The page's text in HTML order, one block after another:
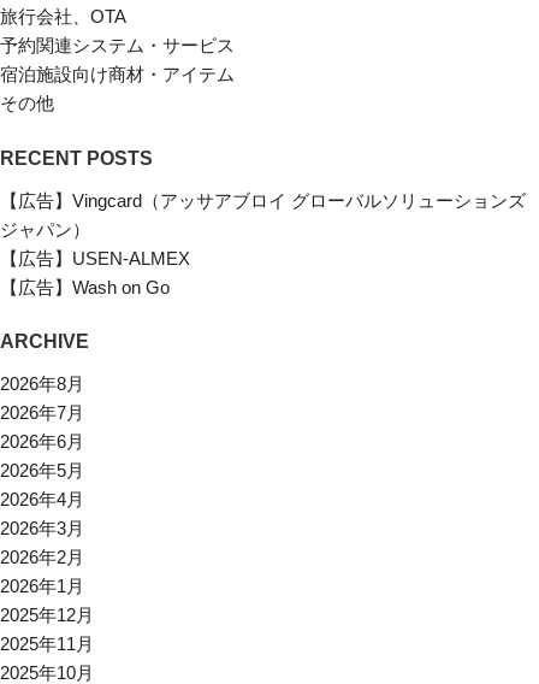
旅行会社、OTA
予約関連システム・サービス
宿泊施設向け商材・アイテム
その他
RECENT POSTS
【広告】Vingcard（アッサアブロイ グローバルソリューションズ
ジャパン）
【広告】USEN-ALMEX
【広告】Wash on Go
ARCHIVE
2026年8月
2026年7月
2026年6月
2026年5月
2026年4月
2026年3月
2026年2月
2026年1月
2025年12月
2025年11月
2025年10月